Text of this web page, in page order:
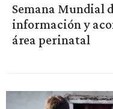
Semana Mundial
información y
área perinatal